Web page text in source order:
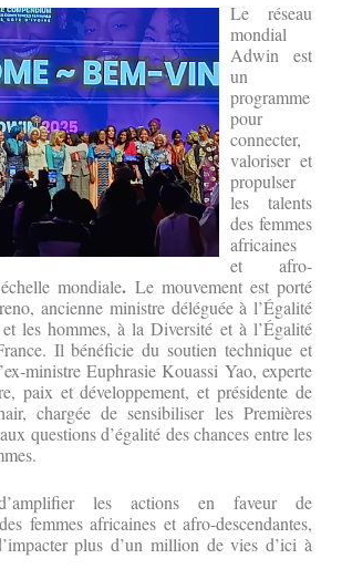
Le réseau
mondial
Adwin est
un
programme
pour
connecter,
valoriser et
propulser
les talents
des femmes
africaines
et afro-
mondiale. Le mouvement est porté
ancienne ministre déléguée à l’Égalité
les hommes, à la Diversité et à l’Égalité
Il bénéficie du soutien technique et
ministre Euphrasie Kouassi Yao, experte
paix et développement, et présidente de
chargée de sensibiliser les Premières
questions d’égalité des chances entre les
les actions en faveur de
femmes africaines et afro-descendantes,
plus d’un million de vies d’ici à